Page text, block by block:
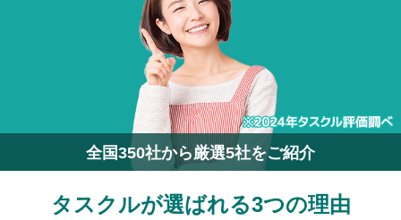
全国350社から厳選5社をご紹介
タスクルが選ばれる3つの理由